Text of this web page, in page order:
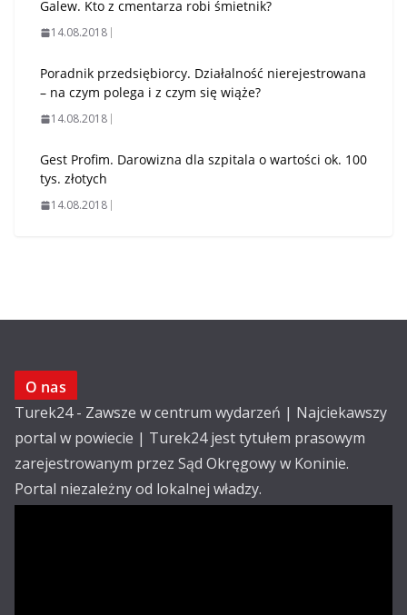
Galew. Kto z cmentarza robi śmietnik?
14.08.2018
Poradnik przedsiębiorcy. Działalność nierejestrowana
– na czym polega i z czym się wiąże?
14.08.2018
Gest Profim. Darowizna dla szpitala o wartości ok. 100
tys. złotych
14.08.2018
O nas
Turek24 - Zawsze w centrum wydarzeń | Najciekawszy
portal w powiecie | Turek24 jest tytułem prasowym
zarejestrowanym przez Sąd Okręgowy w Koninie.
Portal niezależny od lokalnej władzy.